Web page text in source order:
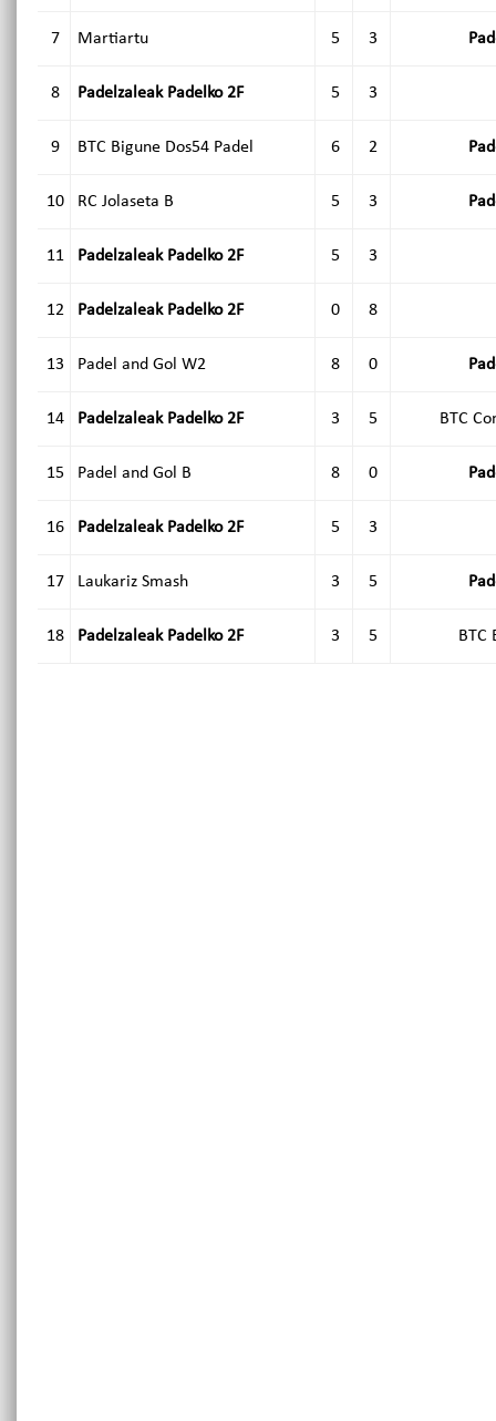
7 Martiartu 5 3
8 Padelzaleak Padelko 2F 5 3
9 BTC Bigune Dos54 Padel 6 2
10 RC Jolaseta B 5 3
11 Padelzaleak Padelko 2F 5 3
12 Padelzaleak Padelko 2F 0 8
13 Padel and Gol W2 8 0
14 Padelzaleak Padelko 2F 3 5 BTC
15 Padel and Gol B 8 0
16 Padelzaleak Padelko 2F 5 3
17 Laukariz Smash 3 5
18 Padelzaleak Padelko 2F 3 5 BTC